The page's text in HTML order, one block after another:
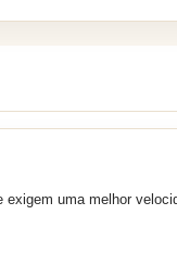
uma melhor